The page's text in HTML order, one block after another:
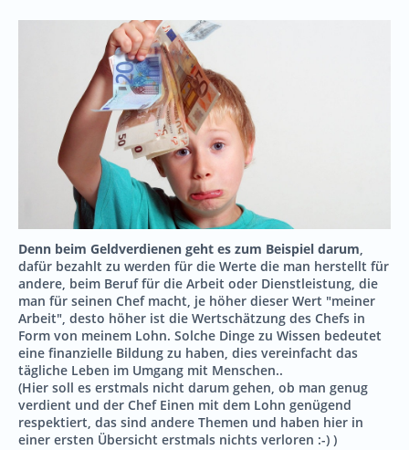
Denn beim Geldverdienen geht es zum Beispiel darum,
dafür bezahlt zu werden für die Werte die man herstellt für
andere, beim Beruf für die Arbeit oder Dienstleistung, die
man für seinen Chef macht, je höher dieser Wert "meiner
Arbeit", desto höher ist die Wertschätzung des Chefs in
Form von meinem Lohn. Solche Dinge zu Wissen bedeutet
eine finanzielle Bildung zu haben, dies vereinfacht das
tägliche Leben im Umgang mit Menschen..
(Hier soll es erstmals nicht darum gehen, ob man genug
verdient und der Chef Einen mit dem Lohn genügend
respektiert, das sind andere Themen und haben hier in
einer ersten Übersicht erstmals nichts verloren :-) )